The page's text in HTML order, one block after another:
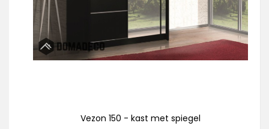
Vezon 150 - kast met spiegel